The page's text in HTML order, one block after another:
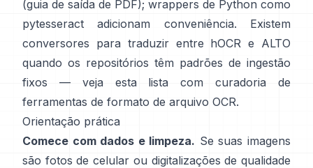
(guia de saída de PDF); wrappers de Python como
pytesseract
adicionam conveniência. Existem
conversores para traduzir entre hOCR e ALTO
quando os repositórios têm padrões de ingestão
fixos — veja esta lista com curadoria de
ferramentas de formato de arquivo OCR.
Orientação prática
Comece com dados e limpeza. Se suas imagens
são fotos de celular ou digitalizações de qualidade